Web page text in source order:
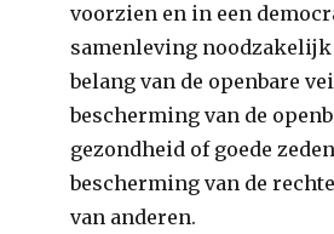
voorzien en in een
samenleving
belang van de openbare
bescherming van de
gezondheid of goede
bescherming van de
van anderen.